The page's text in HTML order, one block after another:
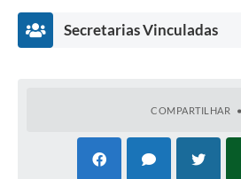
Secretarias Vinculadas
COMPARTILHAR